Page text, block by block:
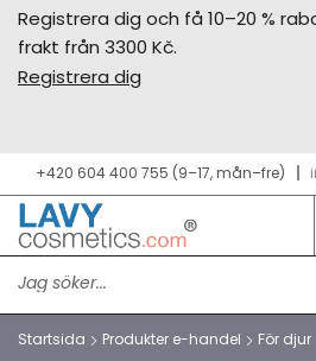
Registrera dig och få 10–20 %
frakt från 3300 Kč.
Registrera dig
+420 604 400 755 (9–17, mån–fre)
Startsida Produkter e-handel För djur